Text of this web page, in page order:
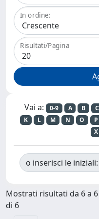
In ordine:
Risultati/Pagina
Vai a: 0-9 A B C
K
L M N O P
X
o inserisci le iniziali:
Mostrati risultati da 6 a 6
di 6